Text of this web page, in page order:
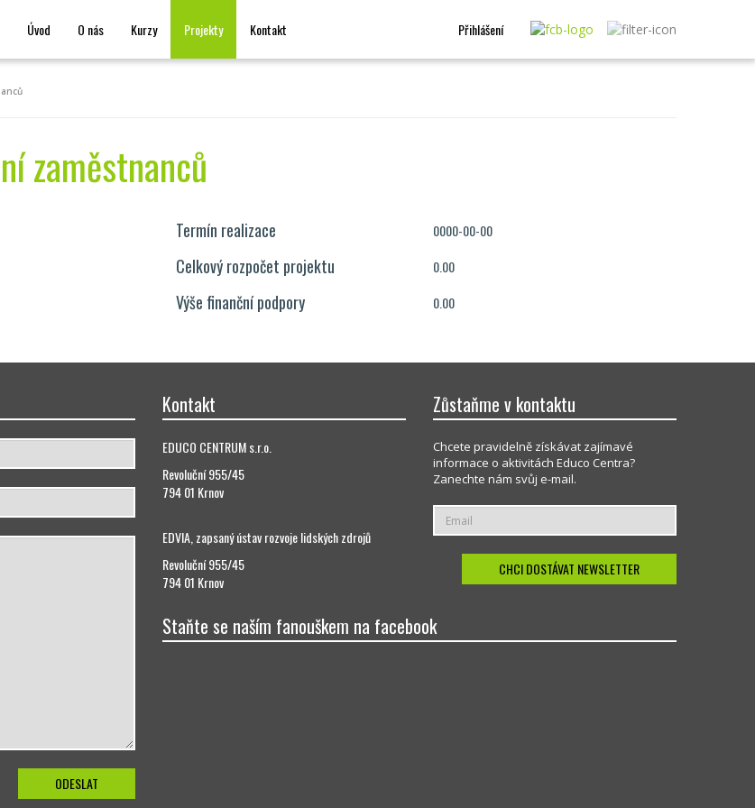
Úvod O nás Kurzy Projekty Kontakt Přihlášení
zaměstnanců
Termín realizace 0000-00-00
Celkový rozpočet projektu 0.00
Výše finanční podpory 0.00
Kontakt
EDUCO CENTRUM s.r.o.
Revoluční 955/45
794 01 Krnov
EDVIA, zapsaný ústav rozvoje lidských zdrojů
Revoluční 955/45
794 01 Krnov
Zůstaňme v kontaktu
Chcete pravidelně získávat zajímavé
informace o aktivitách Educo Centra?
Zanechte nám svůj e-mail.
Staňte se naším fanouškem na facebook